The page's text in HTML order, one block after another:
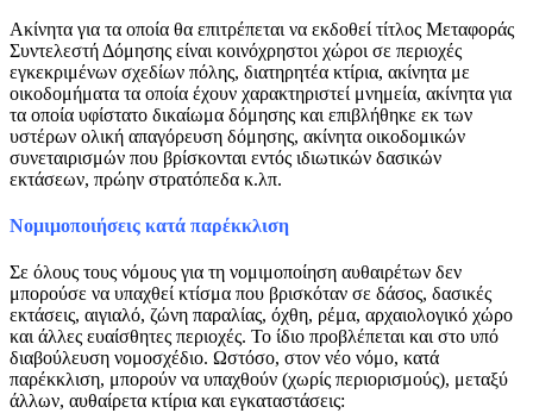
Ακίνητα για τα οποία θα επιτρέπεται να εκδοθεί τίτλος Μεταφοράς
Συντελεστή Δόμησης είναι κοινόχρηστοι χώροι σε περιοχές
εγκεκριμένων σχεδίων πόλης, διατηρητέα κτίρια, ακίνητα με
οικοδομήματα τα οποία έχουν χαρακτηριστεί μνημεία, ακίνητα για
τα οποία υφίστατο δικαίωμα δόμησης και επιβλήθηκε εκ των
υστέρων ολική απαγόρευση δόμησης, ακίνητα οικοδομικών
συνεταιρισμών που βρίσκονται εντός ιδιωτικών δασικών
εκτάσεων, πρώην στρατόπεδα κ.λπ.
Νομιμοποιήσεις κατά παρέκκλιση
Σε όλους τους νόμους για τη νομιμοποίηση αυθαιρέτων δεν
μπορούσε να υπαχθεί κτίσμα που βρισκόταν σε δάσος, δασικές
εκτάσεις, αιγιαλό, ζώνη παραλίας, όχθη, ρέμα, αρχαιολογικό χώρο
και άλλες ευαίσθητες περιοχές. Το ίδιο προβλέπεται και στο υπό
διαβούλευση νομοσχέδιο. Ωστόσο, στον νέο νόμο, κατά
παρέκκλιση, μπορούν να υπαχθούν (χωρίς περιορισμούς), μεταξύ
άλλων, αυθαίρετα κτίρια και εγκαταστάσεις: